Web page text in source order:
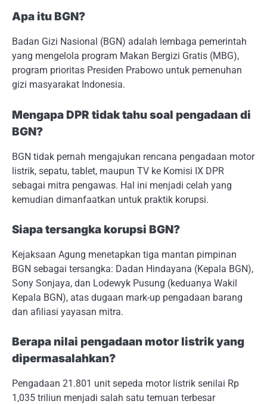
Apa itu BGN?
Badan Gizi Nasional (BGN) adalah lembaga pemerintah
yang mengelola program Makan Bergizi Gratis (MBG),
program prioritas Presiden Prabowo untuk pemenuhan
gizi masyarakat Indonesia.
Mengapa DPR tidak tahu soal pengadaan di
BGN?
BGN tidak pernah mengajukan rencana pengadaan motor
listrik, sepatu, tablet, maupun TV ke Komisi IX DPR
sebagai mitra pengawas. Hal ini menjadi celah yang
kemudian dimanfaatkan untuk praktik korupsi.
Siapa tersangka korupsi BGN?
Kejaksaan Agung menetapkan tiga mantan pimpinan
BGN sebagai tersangka: Dadan Hindayana (Kepala BGN),
Sony Sonjaya, dan Lodewyk Pusung (keduanya Wakil
Kepala BGN), atas dugaan mark-up pengadaan barang
dan afiliasi yayasan mitra.
Berapa nilai pengadaan motor listrik yang
dipermasalahkan?
Pengadaan 21.801 unit sepeda motor listrik senilai Rp
1,035 triliun menjadi salah satu temuan terbesar